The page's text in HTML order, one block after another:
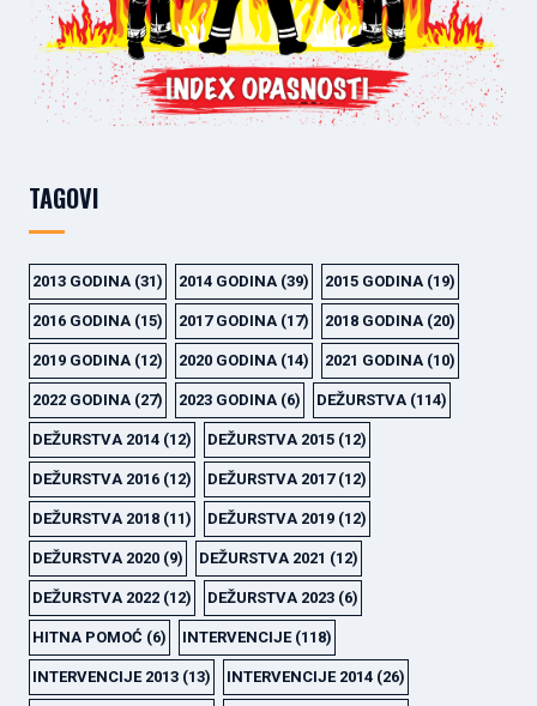
TAGOVI
2013 GODINA (31) 2014 GODINA (39) 2015 GODINA (19)
2016 GODINA (15) 2017 GODINA (17) 2018 GODINA (20)
2019 GODINA (12) 2020 GODINA (14) 2021 GODINA (10)
2022 GODINA (27) 2023 GODINA (6) DEŽURSTVA (114)
DEŽURSTVA 2014 (12) DEŽURSTVA 2015 (12)
DEŽURSTVA 2016 (12) DEŽURSTVA 2017(12)
DEŽURSTVA 2018 (11) DEŽURSTVA 2019 (12)
DEŽURSTVA 2020 (9) DEŽURSTVA 2021 (12)
DEŽURSTVA 2022 (12) DEŽURSTVA 2023 (6)
HITNA POMOĆ (6) INTERVENCIJE(118)
INTERVENCIJE 2013 (13) INTERVENCIJE 2014 (26)